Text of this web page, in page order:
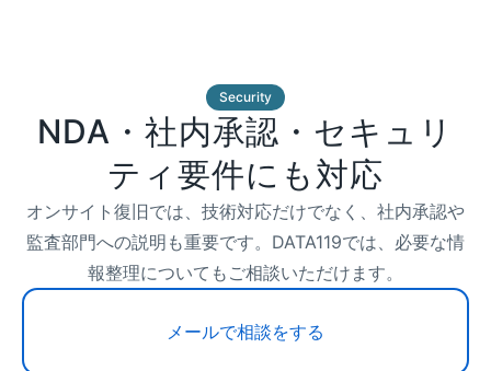
Security
NDA・社内承認・セキュリ
ティ要件にも対応
オンサイト復旧では、技術対応だけでなく、社内承認や
監査部門への説明も重要です。DATA119では、必要な情
報整理についてもご相談いただけます。
メールで相談をする